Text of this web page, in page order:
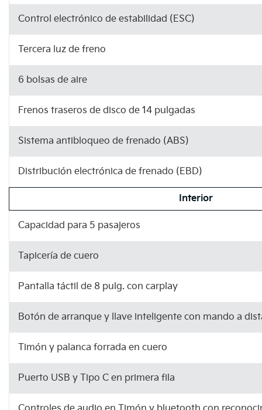
Control electrónico de estabilidad (ESC)
Tercera luz de freno
6 bolsas de aire
Frenos traseros de disco de 14 pulgadas
Sistema antibloqueo de frenado (ABS)
Distribución electrónica de frenado (EBD)
Interior
Capacidad para 5 pasajeros
Tapicería de cuero
Pantalla táctil de 8 pulg. con carplay
Botón de arranque y llave inteligente con mando a
Timón y palanca forrada en cuero
Puerto USB y Tipo C en primera fila